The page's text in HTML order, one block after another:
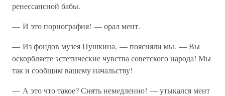
ренессансной бабы.
— И это порнография! — орал мент.
— Из фондов музея Пушкина, — поясняли мы. — Вы
оскорбляете эстетические чувства советского народа! Мы
так и сообщим вашему начальству!
— А это что такое? Снять немедленно! — утыкался мент